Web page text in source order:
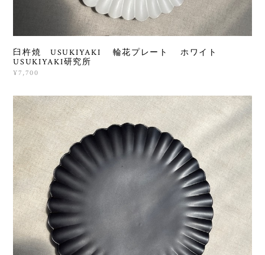
臼杵焼 USUKIYAKI 輪花プレート ホワイト
USUKIYAKI研究所
¥7,700